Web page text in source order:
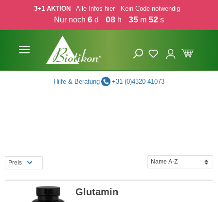
Hauptinhalt springen
Zur Suche springen
Zur Hauptnavigation springen
3+1 AKTION - Alle Infos hier - Kein Code notwendig -
Nur noch 6 d 08 h 35 m 51 s
Hilfe & Beratung +31 (0)4320-41073
Preis
Glutamin